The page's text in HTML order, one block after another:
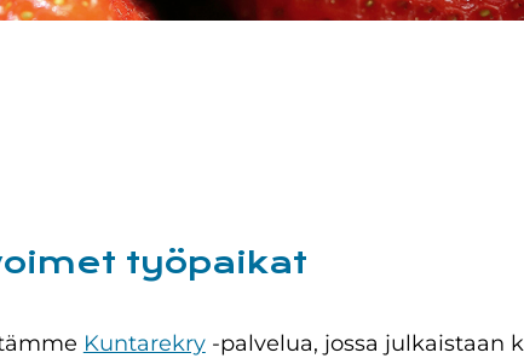
työpaikat
Kuntarekry-palvelua, jossa julkaistaan